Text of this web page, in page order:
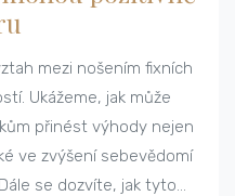
mezi nošením fixních
Ukážeme, jak může
přinést výhody nejen
ve zvýšení sebevědomí
se dozvíte, jak tyto